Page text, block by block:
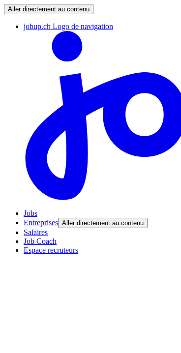
Aller directement au contenu
jobup.ch Logo de navigation
Jobs
Entreprises Aller directement au contenu
Salaires
Job Coach
Espace recruteurs